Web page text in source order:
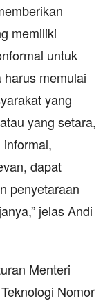
memiliki
untuk
memulai
yang
yang setara,
dapat
penyetaraan
jelas Andi
Menteri
Nomor